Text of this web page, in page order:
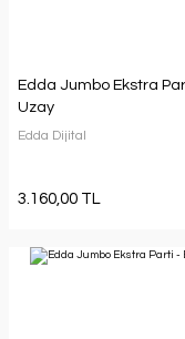
Edda Jumbo Ekstra
Uzay
Edda Dijital
3.160,00 TL